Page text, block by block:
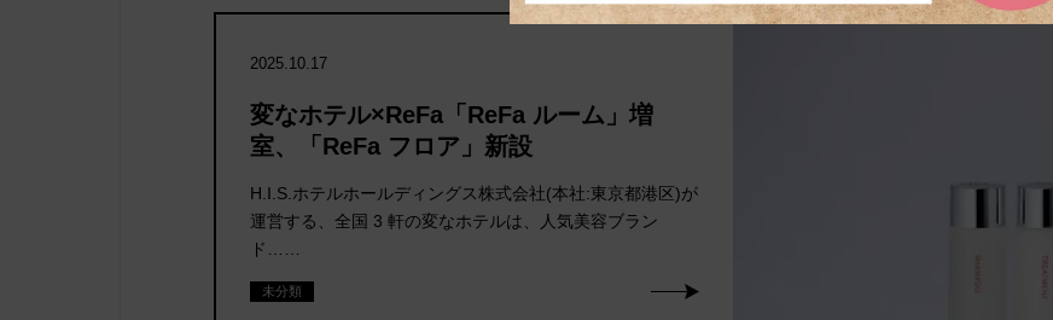
2025.10.17
変なホテル×ReFa「ReFa ルーム」増
室、「ReFa フロア」新設
H.I.S.ホテルホールディングス株式会社(本社:東京都港区)が
運営する、全国 3 軒の変なホテルは、人気美容ブラン
ド……
未分類